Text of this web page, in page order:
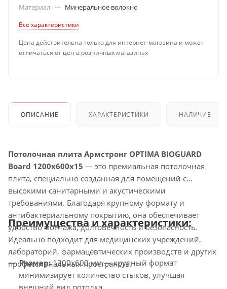
Материал — Минеральное волокно
Все характеристики
Цена действительна только для интернет-магазина и может
отличаться от цен в розничных магазинах
ОПИСАНИЕ ХАРАКТЕРИСТИКИ НАЛИЧИЕ
Потолочная плита Армстронг OPTIMA BIOGUARD
Board 1200x600x15 — это премиальная потолочная
плита, специально созданная для помещений с
высокими санитарными и акустическими
требованиями. Благодаря крупному формату и
антибактериальному покрытию, она обеспечивает
удобство монтажа, долговечность и безопасность.
Идеально подходит для медицинских учреждений,
лабораторий, фармацевтических производств и других
профессиональных пространств.
Преимущества и характеристики:
Размер:1200x600 мм — крупный формат
минимизирует количество стыков, улучшая
внешний вид потолка.